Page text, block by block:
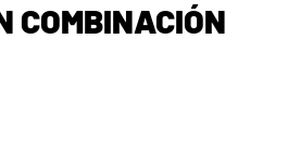
COMBINACIÓN